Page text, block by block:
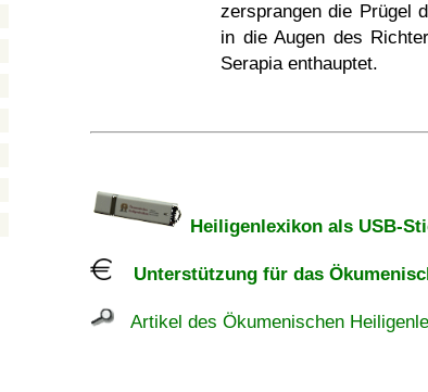
zersprangen die Prügel
in die Augen des
Serapia enthauptet.
Heiligenlexikon als USB-
Unterstützung für das
Artikel des Ökumenischen